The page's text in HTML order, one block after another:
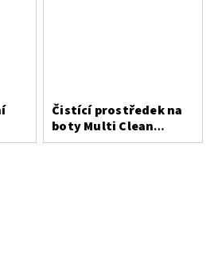
Čistící prostředek na
boty Multi Clean
SHOEBOY'S